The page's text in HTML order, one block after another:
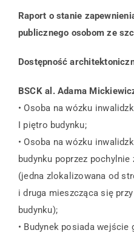
Centrum Informacji
Kompleks Tężnia
Edukacja
Kontakt
Raport o stanie
publicznego osobom ze
Dostępność
BSCK al. Adama
• Osoba na wózku
I piętro budynku;
• Osoba na wózku
budynku poprzez pochylnie
(jedna zlokalizowana od
i druga mieszcząca się
budynku);
• Budynek posiada wejście